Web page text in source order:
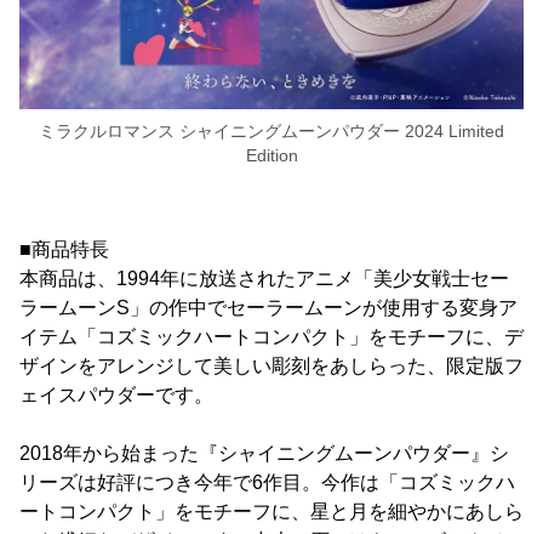
ミラクルロマンス シャイニングムーンパウダー 2024 Limited
Edition
■商品特長
本商品は、1994年に放送されたアニメ「美少女戦士セー
ラームーンS」の作中でセーラームーンが使用する変身ア
イテム「コズミックハートコンパクト」をモチーフに、デ
ザインをアレンジして美しい彫刻をあしらった、限定版フ
ェイスパウダーです。
2018年から始まった『シャイニングムーンパウダー』シ
リーズは好評につき今年で6作目。今作は「コズミックハ
ートコンパクト」をモチーフに、星と月を細やかにあしら